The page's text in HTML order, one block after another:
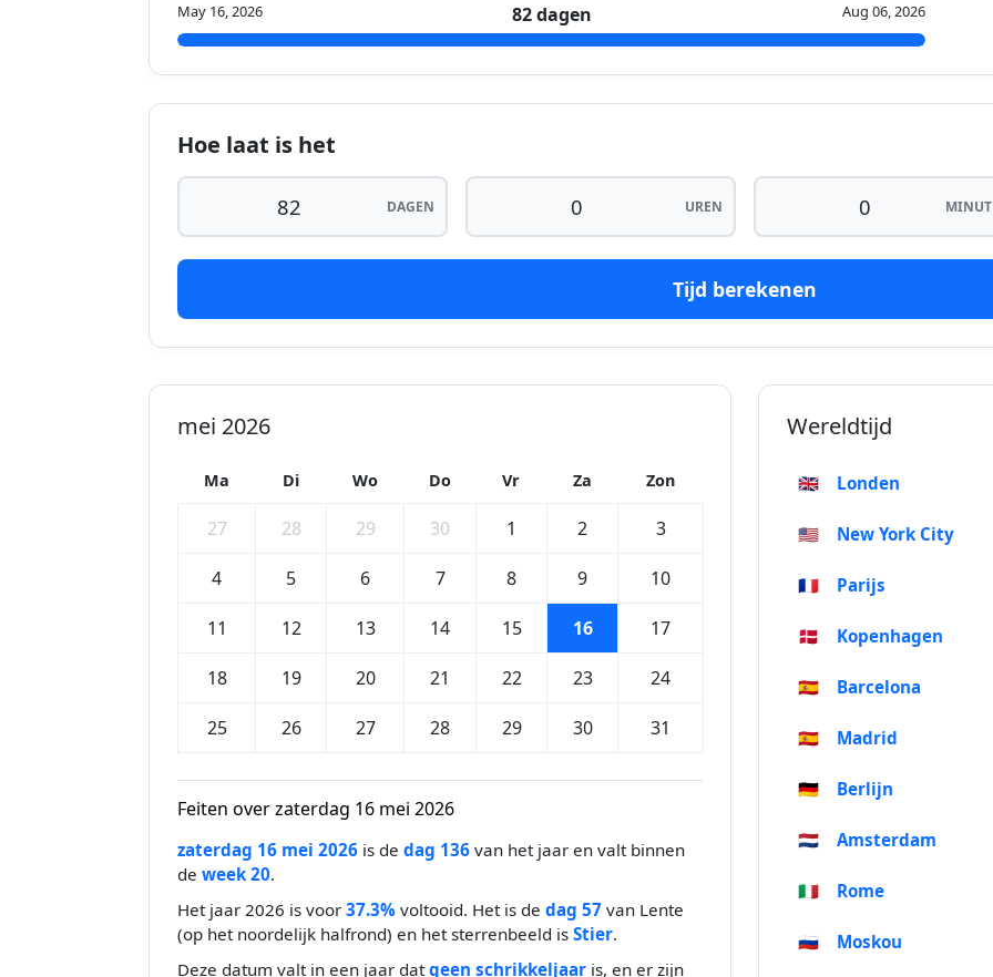
May 16, 2026 82 dagen Aug 06, 2026
Hoe laat is het
DAGEN UREN
Tijd berekenen
mei 2026
Ma Di Wo Do Vr Za Zon
27 28 29 30 1 2 3
4 5 6 7 8 9 10
11 12 13 14 15 16 17
18 19 20 21 22 23 24
25 26 27 28 29 30 31
Feiten over zaterdag 16 mei 2026
zaterdag 16 mei 2026 is de dag 136 van het jaar en valt binnen
de week 20.
Het jaar 2026 is voor 37.3% voltooid. Het is de dag 57 van Lente
(op het noordelijk halfrond) en het sterrenbeeld is Stier.
Deze datum valt in een jaar datgeen schrikkeljaar is, en er zijn
Wereldtijd
🇬🇧 Londen
🇺🇸 New York City
🇫🇷 Parijs
🇩🇰 Kopenhagen
🇪🇸 Barcelona
🇪🇸 Madrid
🇩🇪 Berlijn
🇳🇱 Amsterdam
🇮🇹 Rome
🇷🇺 Moskou